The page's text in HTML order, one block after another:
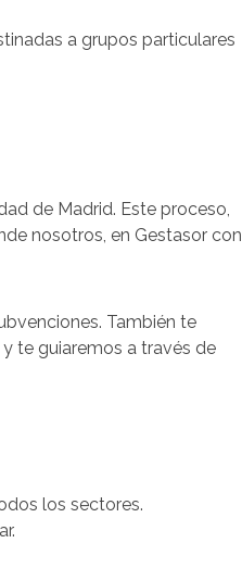
a grupos particulares
de Madrid. Este proceso,
nosotros, en Gestasor con
También te
te guiaremos a través de
los sectores.